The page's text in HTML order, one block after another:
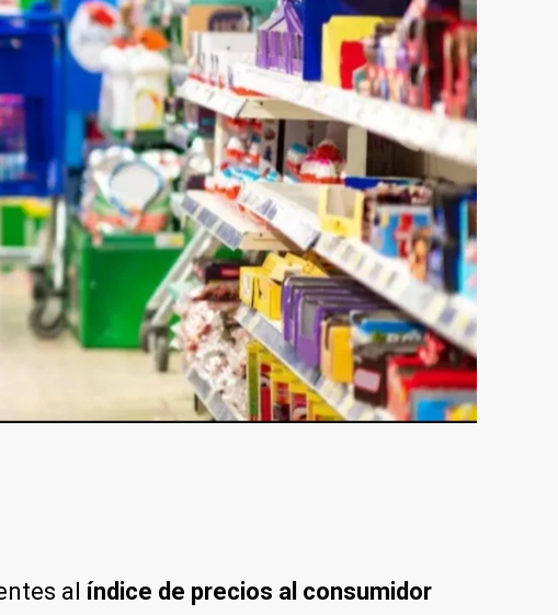
al índice de precios al consumidor